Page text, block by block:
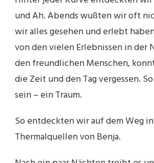
und Ah. Abends wußten wir oft
wir alles gesehen und erlebt
von den vielen Erlebnissen in der
den freundlichen Menschen,
die Zeit und den Tag vergessen.
sein – ein Traum.
So entdeckten wir auf dem Weg
Thermalquellen von Benja.